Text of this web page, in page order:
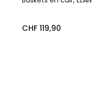
CHF 119,90